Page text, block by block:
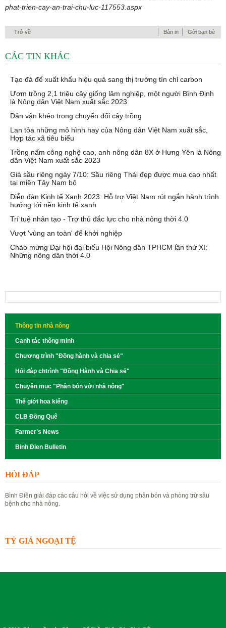
phat-trien-cay-an-trai-chu-luc-117553.aspx
Trở về Gởi bạn bè
Bản in
CÁC TIN KHÁC
Tạo đà để xuất khẩu hiệu quả sang thị trường tín chỉ carbon
Ươm trồng 2,1 triệu cây giống lâm nghiệp, một người Bình Định
là Nông dân Việt Nam xuất sắc 2023
Dân vận khéo trong chuyển đổi cây trồng
Lan tỏa những mô hình hay của Nông dân Việt Nam xuất sắc,
Hợp tác xã tiêu biểu
Trồng nấm công nghệ cao, anh nông dân 8X ở Hưng Yên là Nông
dân Việt Nam xuất sắc 2023
Giá sầu riêng ngày 7/10: Sầu riêng Thái đẹp được mua cao nhất
tại miền Tây Nam bộ
Diễn đàn Kinh tế Xanh 2023: Hỗ trợ Việt Nam rút ngắn hành trình
hướng tới nền kinh tế xanh
Trí tuệ nhân tạo - Trợ thủ đắc lực cho nhà nông thời 4.0
Vượt 'vùng an toàn' để khởi nghiệp
Chào mừng Đại hội đại biểu Hội Nông dân TPHCM lần thứ XI:
Những nông dân thời 4.0
Thông tin nhà nông
Canh tác thông minh
Chương trình "Đồng hành và chia sẻ"
Hỏi đáp chtrình "Đồng Hành và Chia sẻ"
Chuyên mục "Phân bón với nhà nông"
Thế giới hoa kiểng
CLB Đồng Quê
Farmer’s News
Binh Đien Bulletin
HỎI ĐÁP
Bình Điền giải đáp các câu hỏi về việc sử dụng phân bón và phòng trừ sâu
bệnh cho nhà nông.
TỶ GIÁ NGOẠI TỆ